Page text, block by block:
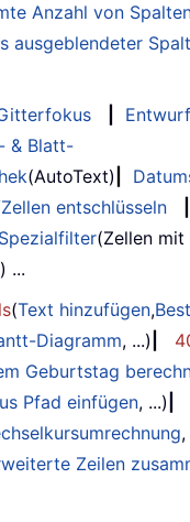
Anzahl von
ausgeblendeter
Entwurf
& Blatt-
(AutoText)
entschlüsseln
Spezialfilter(Zellen
...
(Text hinzufügen,
Diagramm, ...)
Geburtstag
Pfad einfügen, ...)
Zeilen